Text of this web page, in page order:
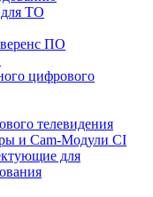
ТО
ПО
цифрового
телевидения
и Cam-Модули CI
для